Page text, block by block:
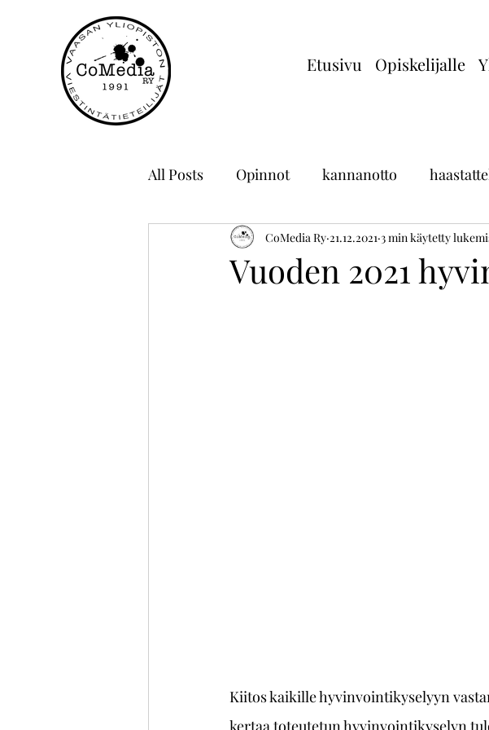
Etusivu Opiskelijalle
All Posts Opinnot kannanotto
työelämä projekti viestijät
Vuoden 2021
CoMedia Ry 21.12.2021 3 min käytetty
Kiitos kaikille hyvinvointikyselyyn
kertaa toteutetun hyvinvointikyselyn